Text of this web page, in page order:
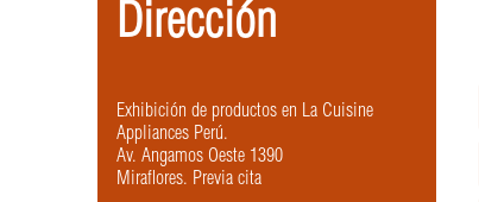
Dirección
Exhibición de productos en La Cuisine
Appliances Perú.
Av. Angamos Oeste 1390
Miraflores. Previa cita